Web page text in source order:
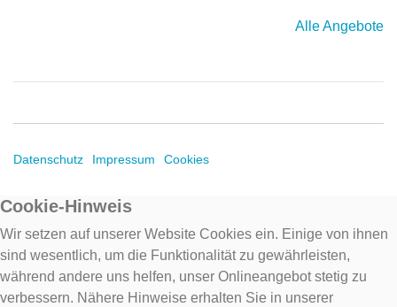
Alle Angebote
Datenschutz Impressum Cookies
Cookie-Hinweis
Wir setzen auf unserer Website Cookies ein. Einige von ihnen
sind wesentlich, um die Funktionalität zu gewährleisten,
während andere uns helfen, unser Onlineangebot stetig zu
verbessern. Nähere Hinweise erhalten Sie in unserer